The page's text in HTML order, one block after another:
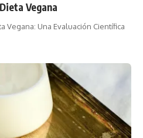
Vegana
Vegana: Una Evaluación Científica